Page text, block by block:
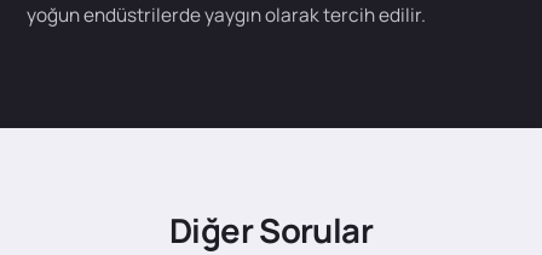
yoğun endüstrilerde yaygın olarak tercih edilir.
Diğer Sorular